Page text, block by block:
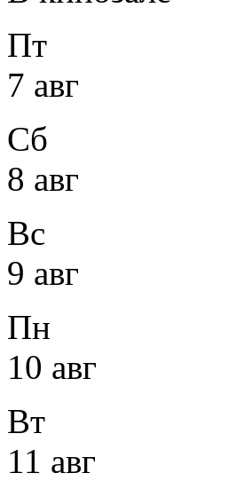
Пт
7 авг
Сб
8 авг
Вс
9 авг
Пн
10 авг
Вт
11 авг